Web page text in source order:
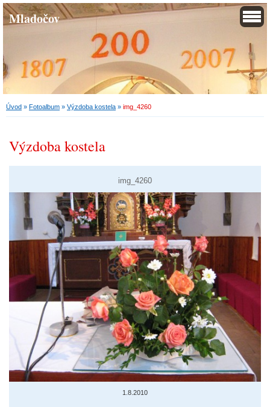
Mladočov
Úvod » Fotoalbum » Výzdoba kostela » img_4260
Výzdoba kostela
img_4260
1.8.2010